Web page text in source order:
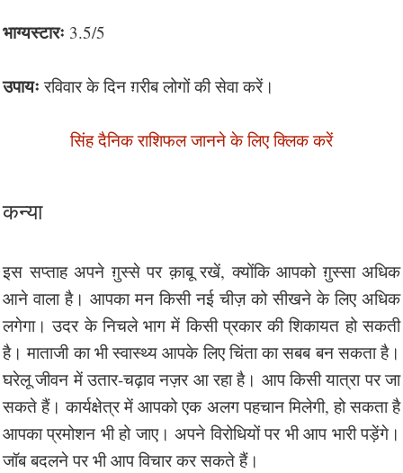
भाग्यस्टारः 3.5/5
उपायः रविवार के दिन ग़रीब लोगों की सेवा करें।
सिंह दैनिक राशिफल जानने के लिए क्लिक करें
कन्या
इस सप्ताह अपने ग़ुस्से पर क़ाबू रखें, क्योंकि आपको ग़ुस्सा अधिक
आने वाला है। आपका मन किसी नई चीज़ को सीखने के लिए अधिक
लगेगा। उदर के निचले भाग में किसी प्रकार की शिकायत हो सकती
है। माताजी का भी स्वास्थ्य आपके लिए चिंता का सबब बन सकता है।
घरेलू जीवन में उतार-चढ़ाव नज़र आ रहा है। आप किसी यात्रा पर जा
सकते हैं। कार्यक्षेत्र में आपको एक अलग पहचान मिलेगी, हो सकता है
आपका प्रमोशन भी हो जाए। अपने विरोधियों पर भी आप भारी पड़ेंगे।
जॉब बदलने पर भी आप विचार कर सकते हैं।